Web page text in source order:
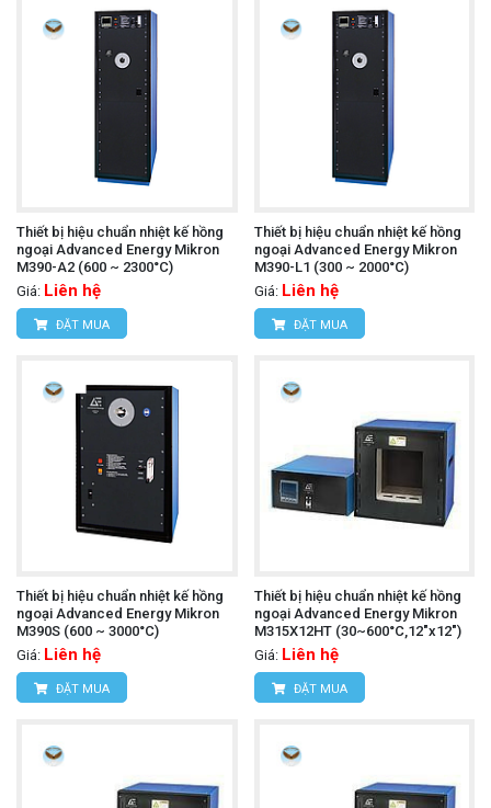
Thiết bị hiệu chuẩn nhiệt kế hồng
ngoại Advanced Energy Mikron
M390-A2 (600 ~ 2300°C)
Giá: Liên hệ
ĐẶT MUA
Thiết bị hiệu chuẩn nhiệt kế hồng
ngoại Advanced Energy Mikron
M390-L1 (300 ~ 2000°C)
Giá: Liên hệ
ĐẶT MUA
Thiết bị hiệu chuẩn nhiệt kế hồng
ngoại Advanced Energy Mikron
M390S (600 ~ 3000°C)
Giá: Liên hệ
ĐẶT MUA
Thiết bị hiệu chuẩn nhiệt kế hồng
ngoại Advanced Energy Mikron
M315X12HT (30~600°C,12"x12")
Giá: Liên hệ
ĐẶT MUA